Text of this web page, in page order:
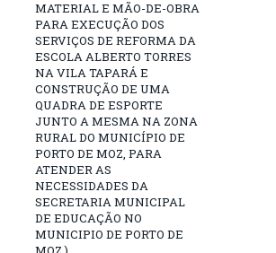
MATERIAL E MÃO-DE-OBRA
PARA EXECUÇÃO DOS
SERVIÇOS DE REFORMA DA
ESCOLA ALBERTO TORRES
NA VILA TAPARÁ E
CONSTRUÇÃO DE UMA
QUADRA DE ESPORTE
JUNTO A MESMA NA ZONA
RURAL DO MUNICÍPIO DE
PORTO DE MOZ, PARA
ATENDER AS
NECESSIDADES DA
SECRETARIA MUNICIPAL
DE EDUCAÇÃO NO
MUNICIPIO DE PORTO DE